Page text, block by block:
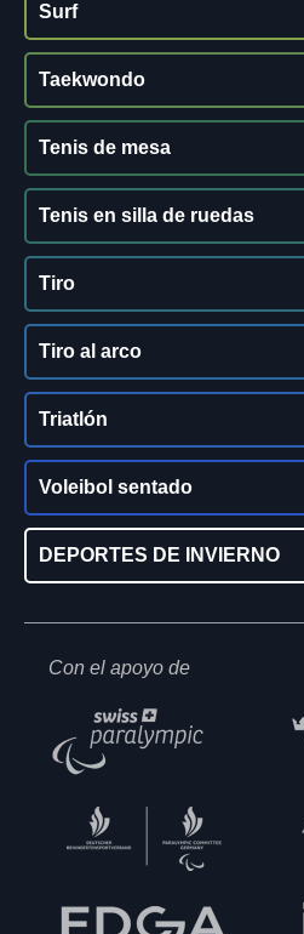
Surf
Taekwondo
Tenis de mesa
Tenis en silla de ruedas
Tiro
Tiro al arco
Triatlón
Voleibol sentado
DEPORTES DE INVIERNO
Con el apoyo de